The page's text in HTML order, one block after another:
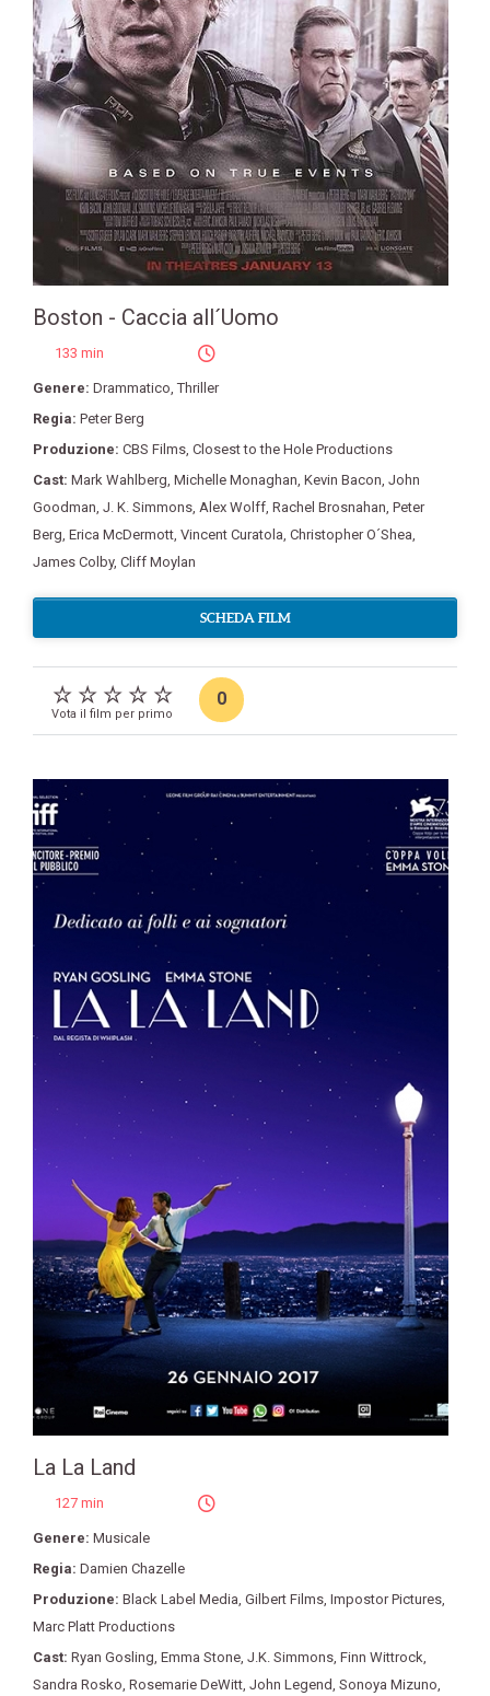
Boston - Caccia all´Uomo
133 min
Genere: Drammatico,Thriller
Regia: Peter Berg
Produzione: CBS Films, Closest to the Hole Productions
Cast: Mark Wahlberg, Michelle Monaghan, Kevin Bacon, John
Goodman, J. K. Simmons, Alex Wolff, Rachel Brosnahan, Peter
Berg, Erica McDermott, Vincent Curatola, Christopher O´Shea,
James Colby, Cliff Moylan
SCHEDA FILM
Vota il film per primo
0
La La Land
127 min
Genere: Musicale
Regia: Damien Chazelle
Produzione: Black Label Media Gilbert Films Impostor Pictures
Marc Platt Productions
Cast: Ryan Gosling Emma Stone J.K. Simmons Finn Wittrock
Sandra Rosko Rosemarie DeWitt John Legend Sonoya Mizuno